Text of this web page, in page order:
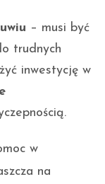
– musi być
trudnych
inwestycję w
w
na